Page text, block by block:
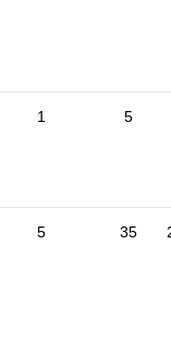
1 5
5 35